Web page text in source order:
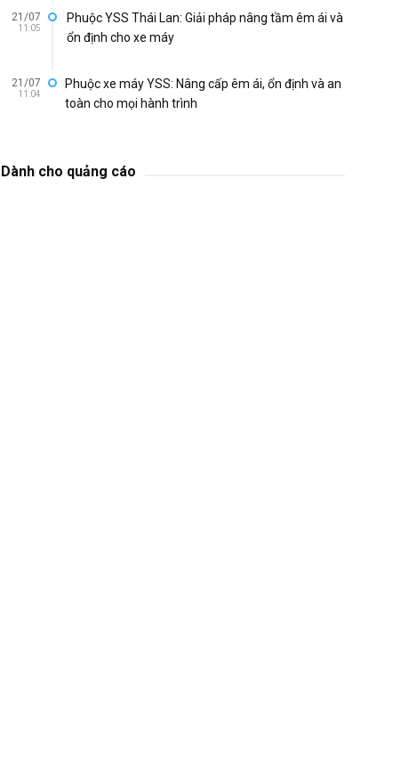
21/07
11:05
Phuộc YSS Thái Lan: Giải pháp nâng tầm êm ái và
ổn định cho xe máy
21/07
11:04
Phuộc xe máy YSS: Nâng cấp êm ái, ổn định và an
toàn cho mọi hành trình
Dành cho quảng cáo